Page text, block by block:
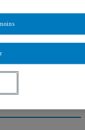
chances de